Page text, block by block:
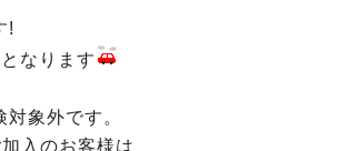
!
なります
象外です。
入のお客様は